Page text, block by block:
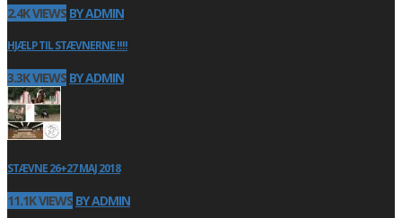
2.4K VIEWS BY ADMIN
HJÆLP TIL STÆVNERNE !!!!
3.3K VIEWS BY ADMIN
STÆVNE 26+27 MAJ 2018
11.1K VIEWS BY ADMIN